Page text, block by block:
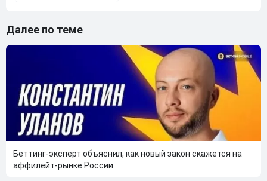
Далее по теме
Беттинг-эксперт объяснил, как новый закон скажется на
аффилейт-рынке России